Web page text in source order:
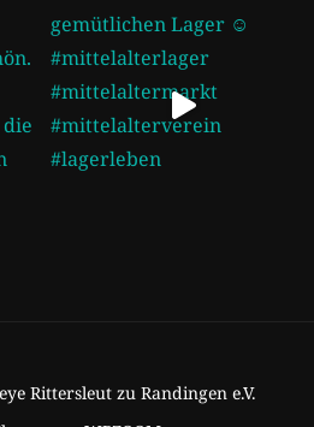
Rittersleut zu Randingen e.V.